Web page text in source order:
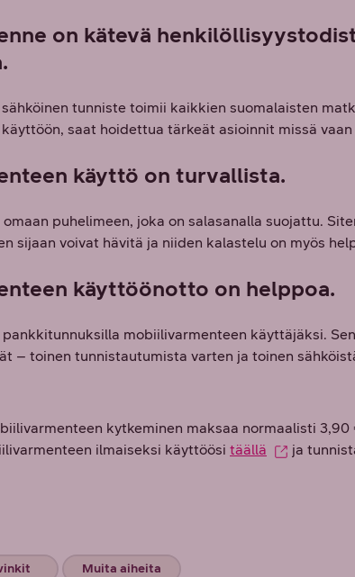
on kätevä
tunniste toimii kaikkien suomalaisten
saat hoidettua tärkeät asioinnit missä
käyttö on turvallista.
puhelimeen, joka on salasanalla suojattu.
sijaan voivat hävitä ja niiden kalastelu on myös
käyttöönotto on helppoa.
mobiilivarmenteen käyttäjäksi.
– toinen tunnistautumista varten ja toinen
kytkeminen maksaa normaalisti
ilmaiseksi käyttöösi täällä
ja
Muita aiheita